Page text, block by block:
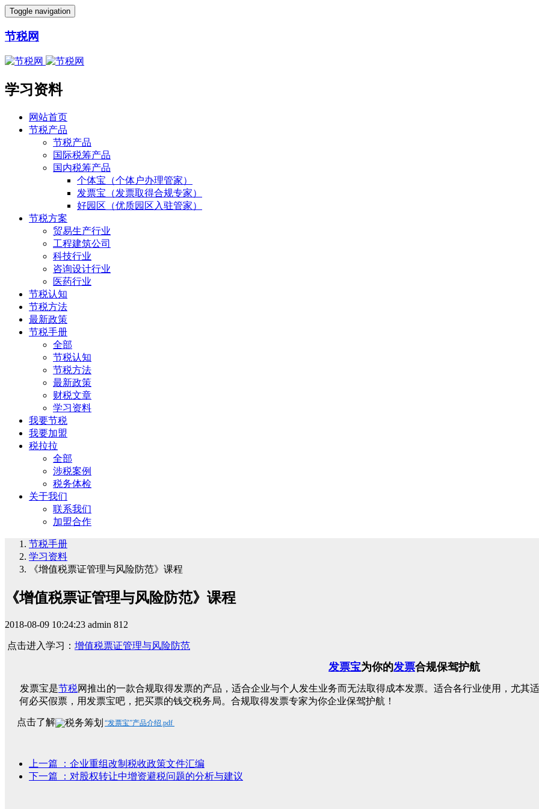
Toggle navigation
节税网
学习资料
网站首页
节税产品
节税产品
国际税筹产品
国内税筹产品
个体宝（个体户办理管家）
发票宝（发票取得合规专家）
好园区（优质园区入驻管家）
节税方案
贸易生产行业
工程建筑公司
科技行业
咨询设计行业
医药行业
节税认知
节税方法
最新政策
节税手册
全部
节税认知
节税方法
最新政策
财税文章
学习资料
我要节税
我要加盟
税拉拉
全部
涉税案例
税务体检
关于我们
联系我们
加盟合作
节税手册
学习资料
《增值税票证管理与风险防范》课程
《增值税票证管理与风险防范》课程
2018-08-09 10:24:23 admin 812
点击进入学习： 增值税票证管理与风险防范
发票宝为你的发票合规保驾护航
发票宝是节税网推出的一款合规取得发票的产品，适合企业与个人发生业务而无法取得成本发票。适合各行业使用，尤其
何必买假票，用发票宝吧，把买票的钱交税务局。合规取得发票专家为你企业保驾护航！
点击了解 “发票宝”产品介绍.pdf
上一篇
：企业重组改制税收政策文件汇编
下一篇
：对股权转让中增资避税问题的分析与建议